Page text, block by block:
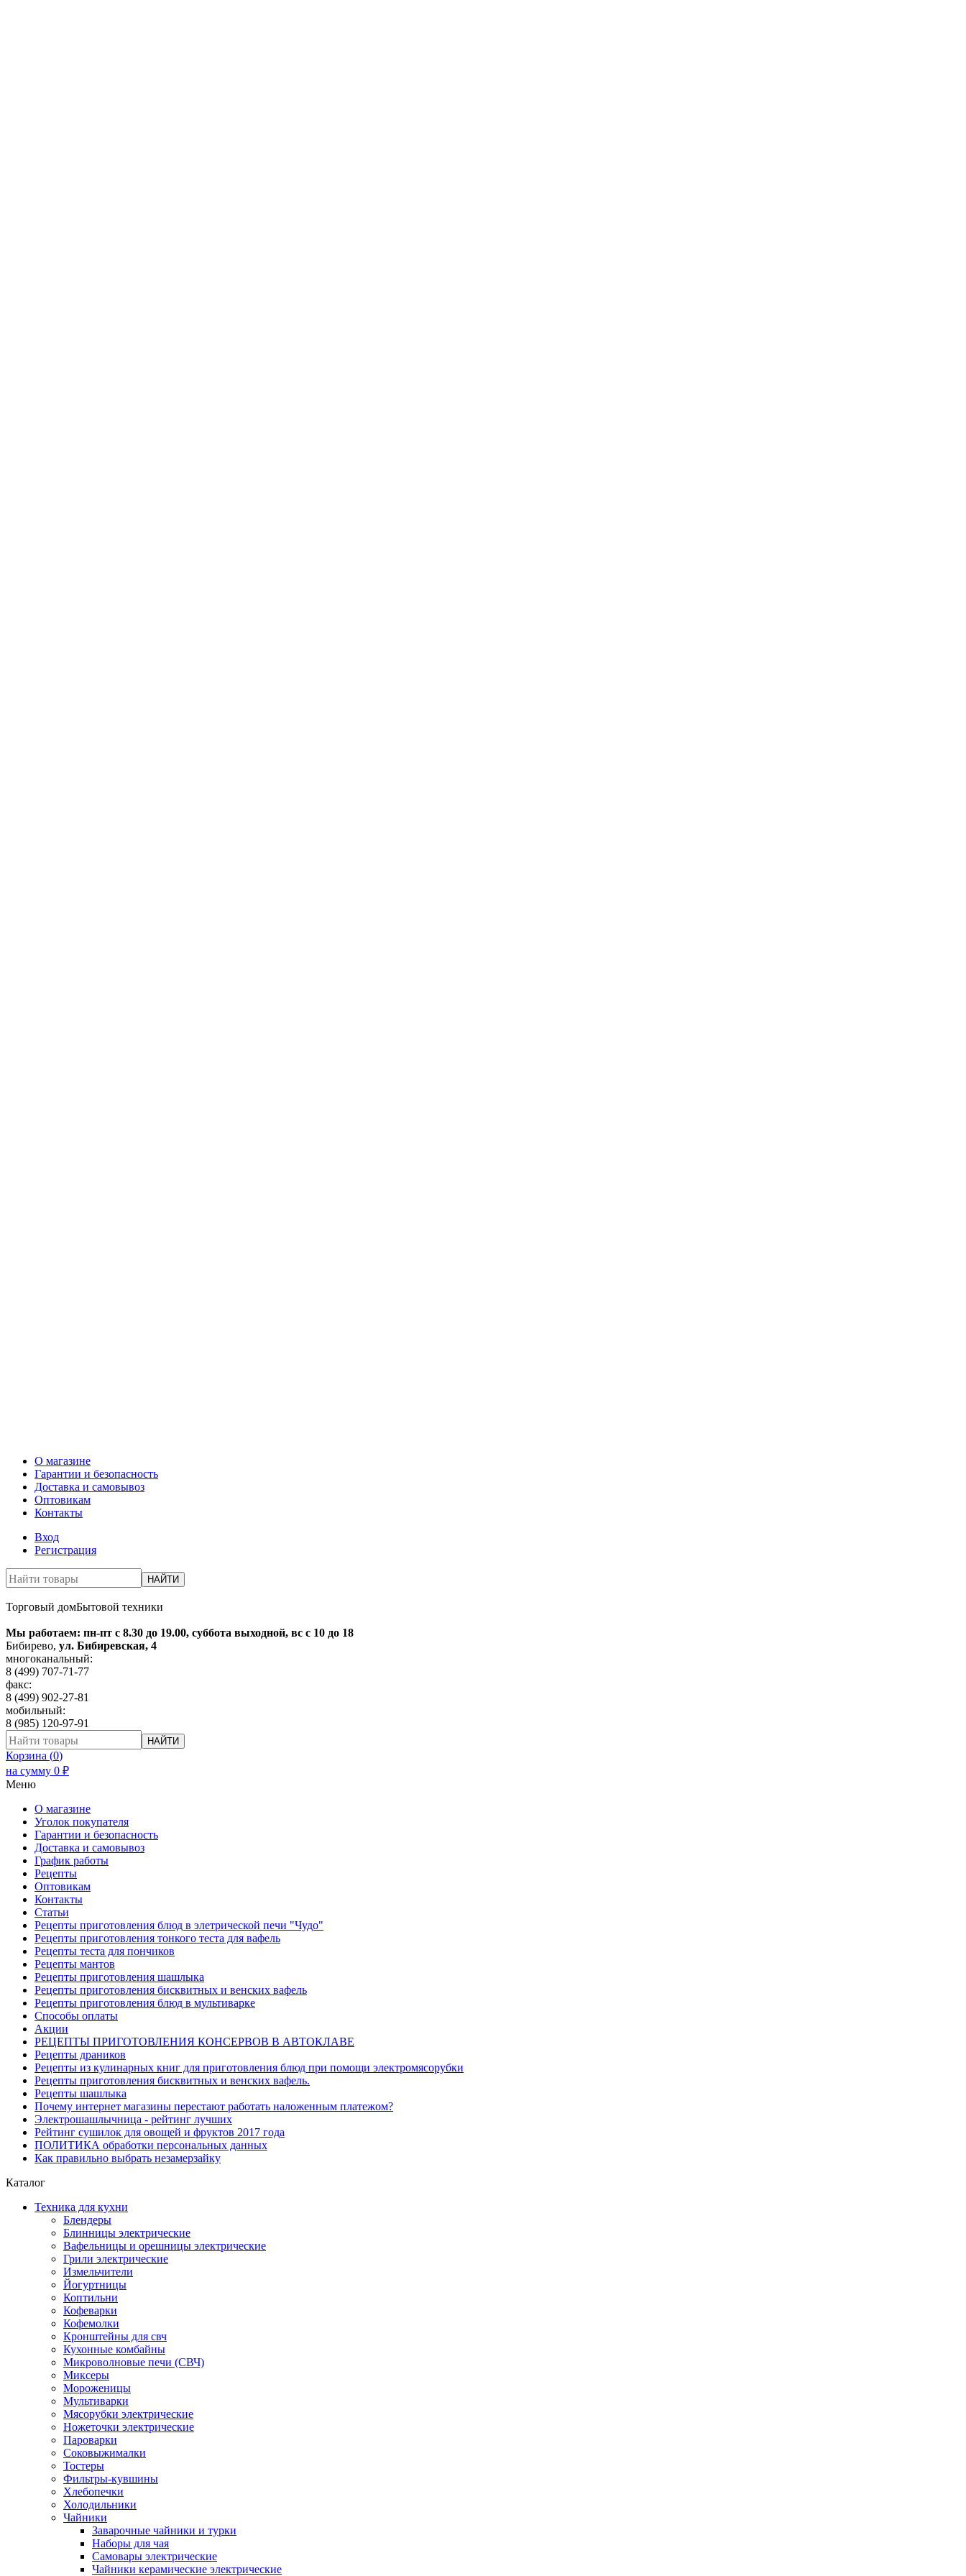
О магазине
Гарантии и безопасность
Доставка и самовывоз
Оптовикам
Контакты
Вход
Регистрация
НАЙТИ
Торговый домБытовой техники
Мы работаем: пн-пт с 8.30 до 19.00, суббота выходной, вс с 10 до 18
Бибирево, ул. Бибиревская, 4
многоканальный:
8 (499) 707-71-77
факс:
8 (499) 902-27-81
мобильный:
8 (985) 120-97-91
НАЙТИ
Корзина (0)
на сумму 0 ₽
Меню
О магазине
Уголок покупателя
Гарантии и безопасность
Доставка и самовывоз
График работы
Рецепты
Оптовикам
Контакты
Статьи
Рецепты приготовления блюд в элетрической печи "Чудо"
Рецепты приготовления тонкого теста для вафель
Рецепты теста для пончиков
Рецепты мантов
Рецепты приготовления шашлыка
Рецепты приготовления бисквитных и венских вафель
Рецепты приготовления блюд в мультиварке
Способы оплаты
Акции
РЕЦЕПТЫ ПРИГОТОВЛЕНИЯ КОНСЕРВОВ В АВТОКЛАВЕ
Рецепты драников
Рецепты из кулинарных книг для приготовления блюд при помощи электромясорубки
Рецепты приготовления бисквитных и венских вафель.
Рецепты шашлыка
Почему интернет магазины перестают работать наложенным платежом?
Электрошашлычница - рейтинг лучших
Рейтинг сушилок для овощей и фруктов 2017 года
ПОЛИТИКА обработки персональных данных
Как правильно выбрать незамерзайку
Каталог
Техника для кухни
Блендеры
Блинницы электрические
Вафельницы и орешницы электрические
Грили электрические
Измельчители
Йогуртницы
Коптильни
Кофеварки
Кофемолки
Кронштейны для свч
Кухонные комбайны
Микроволновые печи (СВЧ)
Миксеры
Мороженицы
Мультиварки
Мясорубки электрические
Ножеточки электрические
Пароварки
Соковыжималки
Тостеры
Фильтры-кувшины
Хлебопечки
Холодильники
Чайники
Заварочные чайники и турки
Наборы для чая
Самовары электрические
Чайники керамические электрические